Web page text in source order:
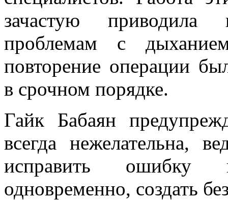
зачастую приводила
проблемам с
повторение операции
в срочном порядке.
Гайк Бабаян
всегда нежелательна,
исправить ошибку
одновременно, создать